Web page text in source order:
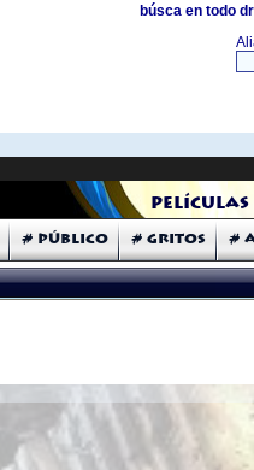
búsca en todo
# Público # Gritos #